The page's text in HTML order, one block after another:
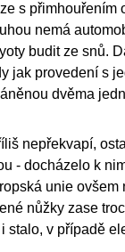
s přimhouřením
nemá
budit ze snů.
jak provedení s
dvěma
nepřekvapí,
- docházelo k
unie
nůžky zase
stalo, v případě